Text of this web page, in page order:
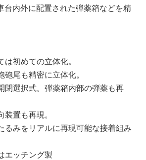
台内外に配置された弾薬箱などを精
初めての立体化。
尾も精密に立体化。
選択式。弾薬箱内部の弾薬も再
置も再現。
みをリアルに再現可能な接着組み
エッチング製